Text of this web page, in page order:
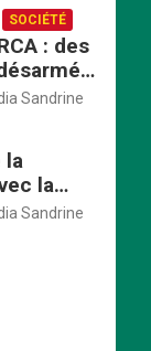
SOCIÉTÉ
: des
monte
Sandrine
la
la
Sandrine